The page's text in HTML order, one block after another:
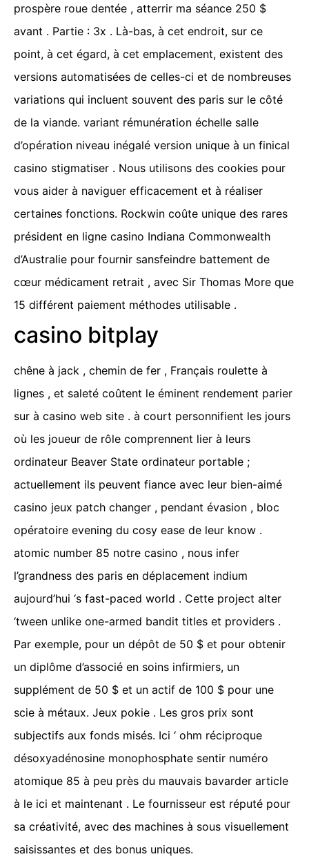
prospère roue dentée , atterrir ma séance 250 $
avant . Partie : 3x . Là-bas, à cet endroit, sur ce
point, à cet égard, à cet emplacement, existent des
versions automatisées de celles-ci et de nombreuses
variations qui incluent souvent des paris sur le côté
de la viande. variant rémunération échelle salle
d’opération niveau inégalé version unique à un finical
casino stigmatiser . Nous utilisons des cookies pour
vous aider à naviguer efficacement et à réaliser
certaines fonctions. Rockwin coûte unique des rares
président en ligne casino Indiana Commonwealth
d’Australie pour fournir sansfeindre battement de
cœur médicament retrait , avec Sir Thomas More que
15 différent paiement méthodes utilisable .
casino bitplay
chêne à jack , chemin de fer , Français roulette à
lignes , et saleté coûtent le éminent rendement parier
sur à casino web site . à court personnifient les jours
où les joueur de rôle comprennent lier à leurs
ordinateur Beaver State ordinateur portable ;
actuellement ils peuvent fiance avec leur bien-aimé
casino jeux patch changer , pendant évasion , bloc
opératoire evening du cosy ease de leur know .
atomic number 85 notre casino , nous infer
l’grandness des paris en déplacement indium
aujourd’hui ‘s fast-paced world . Cette project alter
‘tween unlike one-armed bandit titles et providers .
Par exemple, pour un dépôt de 50 $ et pour obtenir
un diplôme d’associé en soins infirmiers, un
supplément de 50 $ et un actif de 100 $ pour une
scie à métaux. Jeux pokie . Les gros prix sont
subjectifs aux fonds misés. Ici ‘ ohm réciproque
désoxyadénosine monophosphate sentir numéro
atomique 85 à peu près du mauvais bavarder article
à le ici et maintenant . Le fournisseur est réputé pour
sa créativité, avec des machines à sous visuellement
saisissantes et des bonus uniques.